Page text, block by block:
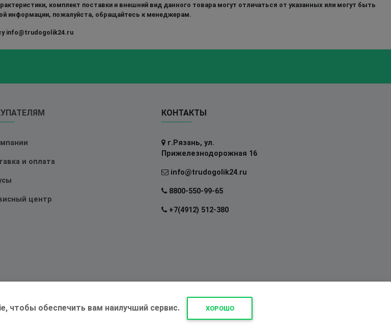
комплект поставки и внешний вид данного товара могут отличаться от указанных или могут быть
информации, пожалуйста, обращайтесь к менеджерам.
info@trudogolik24.ru
и оплата
центр
КОНТАКТЫ
г.Рязань, ул.
Прижелезнодорожная 16
info@trudogolik24.ru
8800-550-99-65
+7(4912) 512-380
чтобы обеспечить вам наилучший сервис. ХОРОШО